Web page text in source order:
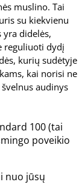
muslino. Tai
su kiekvienu
yra didelės,
reguliuoti dydį
kurių sudėtyje
kai norisi ne
audinys
100 (tai
poveikio
nuo jūsų